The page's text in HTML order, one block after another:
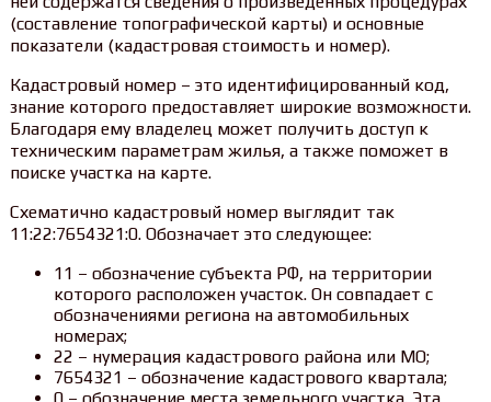
(составление топографической карты) и основные
показатели (кадастровая стоимость и номер).
Кадастровый номер – это идентифицированный код,
знание которого предоставляет широкие возможности.
Благодаря ему владелец может получить доступ к
техническим параметрам жилья, а также поможет в
поиске участка на карте.
Схематично кадастровый номер выглядит так
11:22:7654321:0. Обозначает это следующее:
11 – обозначение субъекта РФ, на территории
которого расположен участок. Он совпадает с
обозначениями региона на автомобильных
номерах;
22 – нумерация кадастрового района или МО;
7654321 – обозначение кадастрового квартала;
0 – обозначение места земельного участка. Эта